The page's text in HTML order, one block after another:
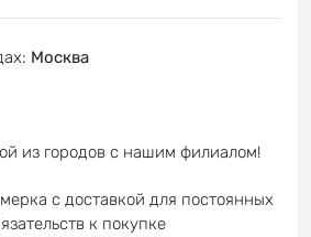
: Москва
из городов с нашим филиалом!
с доставкой для постоянных
к покупке